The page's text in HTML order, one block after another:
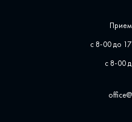
с 8-00 до
с 8-00